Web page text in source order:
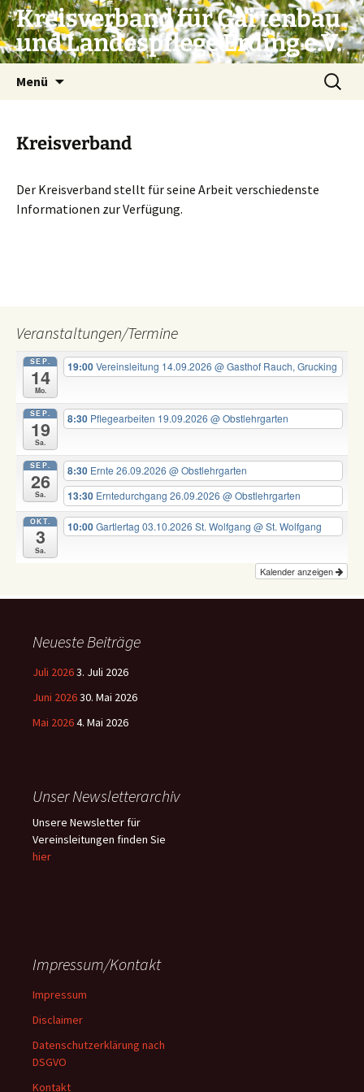
Zum
Inhalt
springen
Kreisverband für Gartenbau
und Landespflege Erding e.V.
Menü
Suchen
nach:
Kreisverband
Der Kreisverband stellt für seine Arbeit verschiedenste
Informationen zur Verfügung.
Veranstaltungen/Termine
SEP.
14
Mo.
19:00Vereinsleitung 14.09.2026@ Gasthof Rauch, Grucking
SEP.
19
Sa.
8:30 Pflegearbeiten 19.09.2026@ Obstlehrgarten
SEP.
26
Sa.
8:30 Ernte 26.09.2026@ Obstlehrgarten
13:30 Erntedurchgang 26.09.2026@ Obstlehrgarten
OKT.
3
Sa.
10:00Gartlertag 03.10.2026 St. Wolfgang@ St. Wolfgang
Kalender anzeigen
Neueste Beiträge
Juli 20263. Juli 2026
Juni 202630. Mai 2026
Mai 20264. Mai 2026
Unser Newsletterarchiv
Unsere Newsletter für
Vereinsleitungen finden Sie
hier
Impressum/Kontakt
Impressum
Disclaimer
Datenschutzerklärung nach
DSGVO
Kontakt